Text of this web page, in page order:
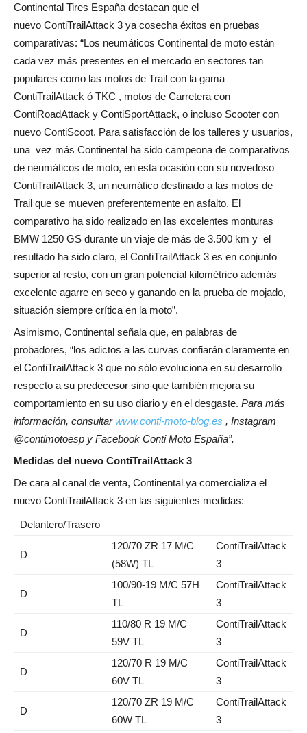
Continental Tires España destacan que el
nuevo ContiTrailAttack 3 ya cosecha éxitos en pruebas
comparativas: “Los neumáticos Continental de moto están
cada vez más presentes en el mercado en sectores tan
populares como las motos de Trail con la gama
ContiTrailAttack ó TKC , motos de Carretera con
ContiRoadAttack y ContiSportAttack, o incluso Scooter con
nuevo ContiScoot. Para satisfacción de los talleres y usuarios,
una vez más Continental ha sido campeona de comparativos
de neumáticos de moto, en esta ocasión con su novedoso
ContiTrailAttack 3, un neumático destinado a las motos de
Trail que se mueven preferentemente en asfalto. El
comparativo ha sido realizado en las excelentes monturas
BMW 1250 GS durante un viaje de más de 3.500 km y el
resultado ha sido claro, el ContiTrailAttack 3 es en conjunto
superior al resto, con un gran potencial kilométrico además
excelente agarre en seco y ganando en la prueba de mojado,
situación siempre crítica en la moto”.
Asimismo, Continental señala que, en palabras de
probadores, “los adictos a las curvas confiarán claramente en
el ContiTrailAttack 3 que no sólo evoluciona en su desarrollo
respecto a su predecesor sino que también mejora su
comportamiento en su uso diario y en el desgaste. Para más
información, consultarwww.conti-moto-blog.es , Instagram
@contimotoesp y Facebook Conti Moto España”.
Medidas del nuevo ContiTrailAttack 3
De cara al canal de venta, Continental ya comercializa el
nuevo ContiTrailAttack 3 en las siguientes medidas:
Delantero/Trasero
D
120/70 ZR 17 M/C
(58W) TL
ContiTrailAttack
3
D
100/90-19 M/C 57H
TL
ContiTrailAttack
3
D
110/80 R 19 M/C
59V TL
ContiTrailAttack
3
D
120/70 R 19 M/C
60V TL
ContiTrailAttack
3
D
120/70 ZR 19 M/C
60W TL
ContiTrailAttack
3